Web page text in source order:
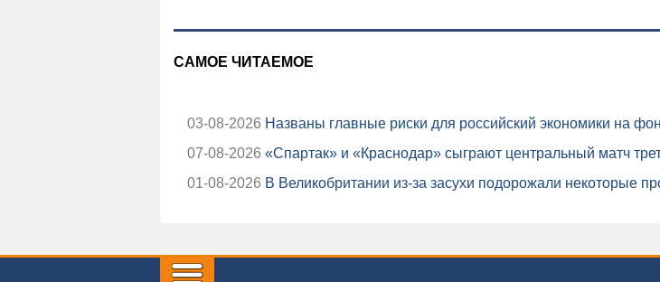
САМОЕ ЧИТАЕМОЕ
03-08-2026 Названы главные риски для российский экономики на
07-08-2026 «Спартак» и «Краснодар» сыграют центральный матч
01-08-2026 В Великобритании из-за засухи подорожали некоторые